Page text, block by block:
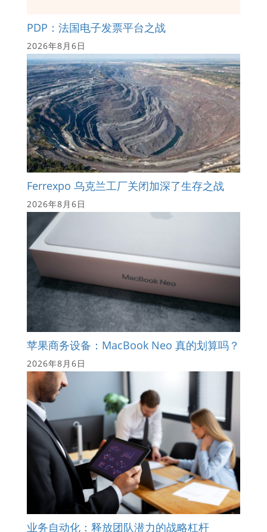
PDP：法国电子发票平台之战
2026年8月6日
Ferrexpo 乌克兰工厂关闭加深了生存之战
2026年8月6日
苹果商务设备：MacBook Neo 真的划算吗？
2026年8月6日
业务自动化：释放团队潜力的战略杠杆